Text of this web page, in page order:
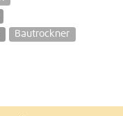
Bautrockner